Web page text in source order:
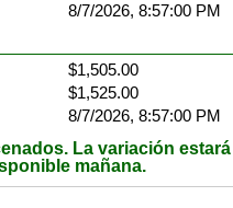
8/7/2026, 8:57:00 PM
$1,505.00
$1,525.00
8/7/2026, 8:57:00 PM
La variación estará
mañana.